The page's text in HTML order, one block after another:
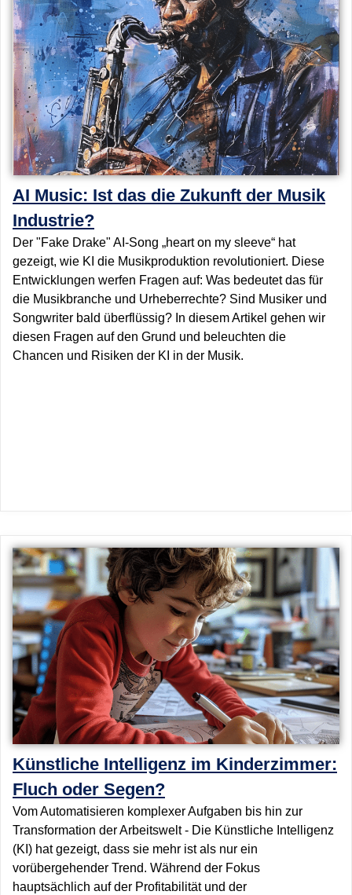
AI Music: Ist das die Zukunft der Musik
Industrie?
Der "Fake Drake" AI-Song „heart on my sleeve“ hat
gezeigt, wie KI die Musikproduktion revolutioniert. Diese
Entwicklungen werfen Fragen auf: Was bedeutet das für
die Musikbranche und Urheberrechte? Sind Musiker und
Songwriter bald überflüssig? In diesem Artikel gehen wir
diesen Fragen auf den Grund und beleuchten die
Chancen und Risiken der KI in der Musik.
Künstliche Intelligenz im Kinderzimmer:
Fluch oder Segen?
Vom Automatisieren komplexer Aufgaben bis hin zur
Transformation der Arbeitswelt - Die Künstliche Intelligenz
(KI) hat gezeigt, dass sie mehr ist als nur ein
vorübergehender Trend. Während der Fokus
hauptsächlich auf der Profitabilität und der